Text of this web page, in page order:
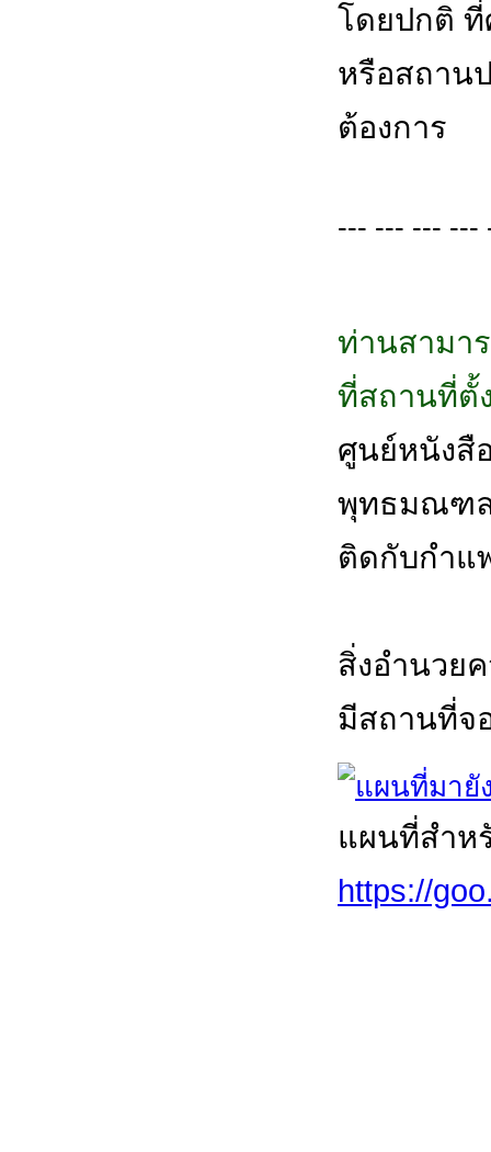
โดยปกติ ที่
หรือสถาน
ต้องการ
--- --- --- ---
ท่านสามา
ที่สถานที่ตั้
ศูนย์หนังสื
พุทธมณฑล
ติดกับกำแ
สิ่งอำนวย
มีสถานที่จ
แผนที่สำห
https://